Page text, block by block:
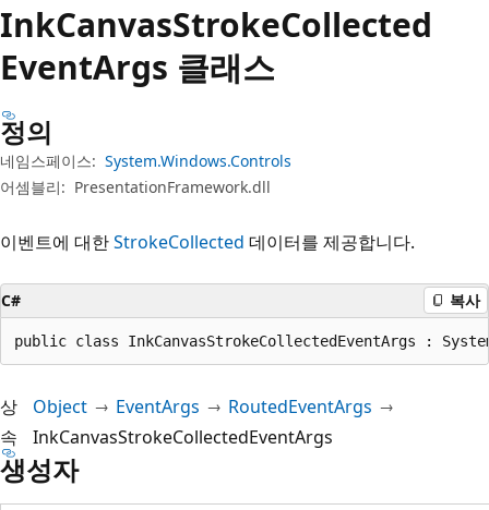
InkCanvasStrokeCollected
EventArgs 클래스
정의
네임스페이스: System.Windows.Controls
어셈블리: PresentationFramework.dll
이벤트에 대한StrokeCollected 데이터를 제공합니다.
C# 복사
public class InkCanvasStrokeCollectedEventArgs :
상
속
Object EventArgs
RoutedEventArgs
InkCanvasStrokeCollectedEventArgs
생성자